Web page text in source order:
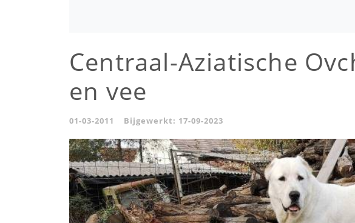
Centraal-Aziatische
en vee
01-03-2011 Bijgewerkt: 17-09-2023